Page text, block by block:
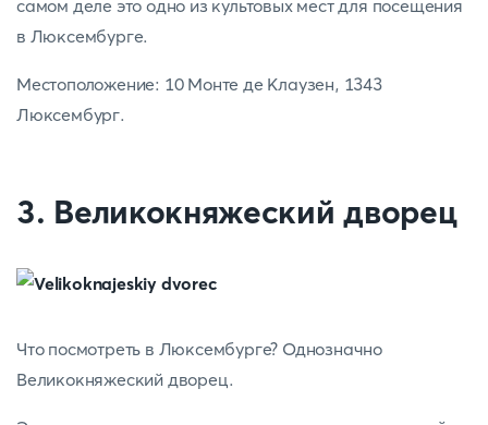
самом деле это одно из культовых мест для посещения
в Люксембурге.
Местоположение: 10 Монте де Клаузен, 1343
Люксембург.
3. Великокняжеский дворец
Что посмотреть в Люксембурге? Однозначно
Великокняжеский дворец.